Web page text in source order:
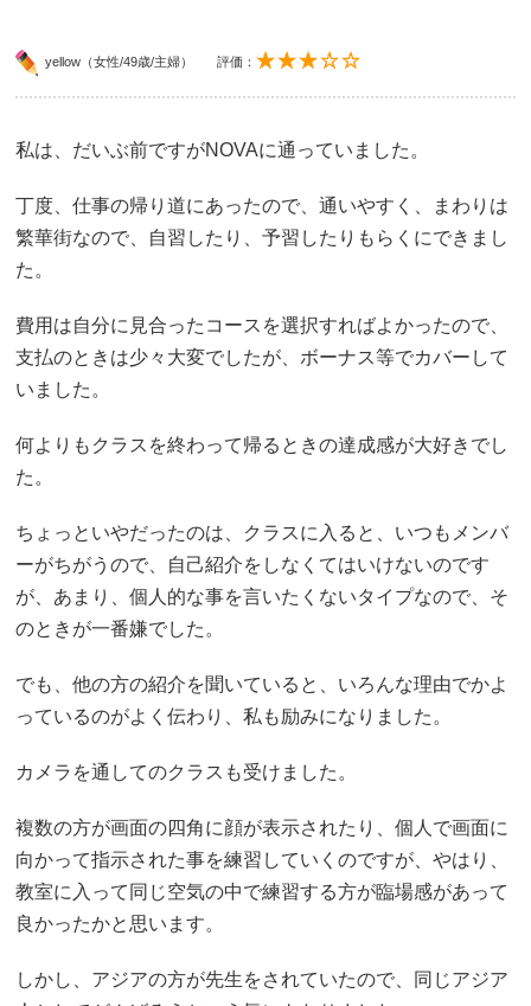
yellow（女性/49歳/主婦） 評価：
私は、だいぶ前ですがNOVAに通っていました。
丁度、仕事の帰り道にあったので、通いやすく、まわりは
繁華街なので、自習したり、予習したりもらくにできまし
た。
費用は自分に見合ったコースを選択すればよかったので、
支払のときは少々大変でしたが、ボーナス等でカバーして
いました。
何よりもクラスを終わって帰るときの達成感が大好きでし
た。
ちょっといやだったのは、クラスに入ると、いつもメンバ
ーがちがうので、自己紹介をしなくてはいけないのです
が、あまり、個人的な事を言いたくないタイプなので、そ
のときが一番嫌でした。
でも、他の方の紹介を聞いていると、いろんな理由でかよ
っているのがよく伝わり、私も励みになりました。
カメラを通してのクラスも受けました。
複数の方が画面の四角に顔が表示されたり、個人で画面に
向かって指示された事を練習していくのですが、やはり、
教室に入って同じ空気の中で練習する方が臨場感があって
良かったかと思います。
しかし、アジアの方が先生をされていたので、同じアジア